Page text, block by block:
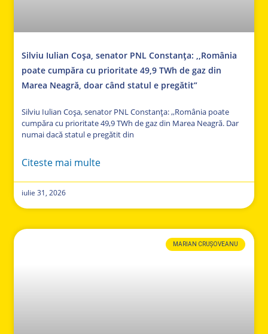
Silviu Iulian Coșa, senator PNL Constanța: ,,România
poate cumpăra cu prioritate 49,9 TWh de gaz din
Marea Neagră, doar când statul e pregătit”
Silviu Iulian Coșa, senator PNL Constanța: ,,România poate
cumpăra cu prioritate 49,9 TWh de gaz din Marea Neagră. Dar
numai dacă statul e pregătit din
Citeste mai multe
iulie 31, 2026
MARIAN CRUȘOVEANU